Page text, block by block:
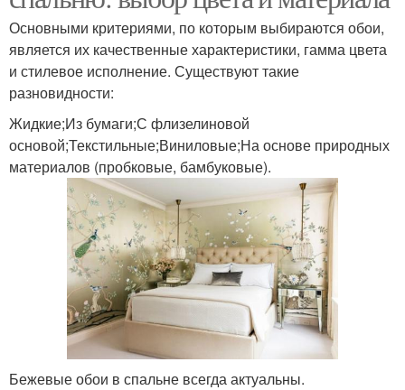
Основными критериями, по которым выбираются обои,
является их качественные характеристики, гамма цвета
и стилевое исполнение. Существуют такие
разновидности:
Жидкие;Из бумаги;С флизелиновой
основой;Текстильные;Виниловые;На основе природных
материалов (пробковые, бамбуковые).
Бежевые обои в спальне всегда актуальны.